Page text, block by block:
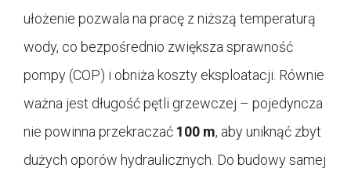
ułożenie pozwala na pracę z niższą temperaturą
wody, co bezpośrednio zwiększa sprawność
pompy (COP) i obniża koszty eksploatacji. Równie
ważna jest długość pętli grzewczej – pojedyncza
nie powinna przekraczać 100 m, aby uniknąć zbyt
dużych oporów hydraulicznych. Do budowy samej